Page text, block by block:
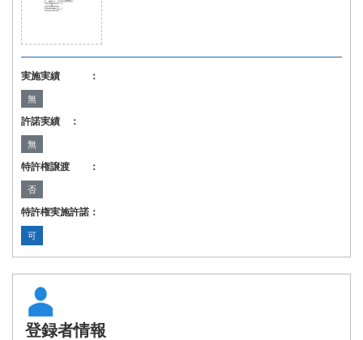
実施実績 ：
無
許諾実績 ：
無
特許権譲渡 ：
否
特許権実施許諾：
可
登録者情報